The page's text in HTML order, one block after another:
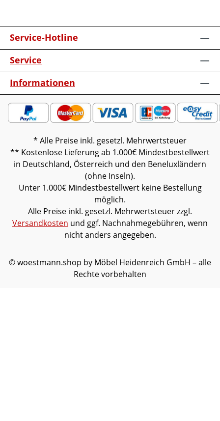
enthalten. Abbildung kann abweichen.
Service-Hotline
Service
Informationen
* Alle Preise inkl. gesetzl. Mehrwertsteuer
** Kostenlose Lieferung ab 1.000€ Mindestbestellwert
in Deutschland, Österreich und den Beneluxländern
(ohne Inseln).
Unter 1.000€ Mindestbestellwert keine Bestellung
möglich.
Alle Preise inkl. gesetzl. Mehrwertsteuer zzgl.
Versandkosten und ggf. Nachnahmegebühren, wenn
nicht anders angegeben.
© woestmann.shop by Möbel Heidenreich GmbH – alle
Rechte vorbehalten